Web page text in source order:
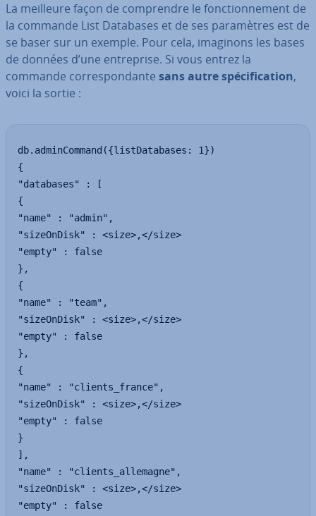
La meilleure façon de com­prendre le fonc­tion­ne­ment de
la commande List Databases et de ses pa­ra­mètres est de
se baser sur un exemple. Pour cela, imaginons les bases
de données d’une en­tre­prise. Si vous entrez la
commande cor­res­pon­dante sans autre spé­ci­fi­ca­tion,
voici la sortie :
db.adminCommand({listDatabases: 1})
{
"databases" : [
{
"name" : "admin",
"sizeOnDisk" : <size>,</size>
"empty" : false
},
{
"name" : "team",
"sizeOnDisk" : <size>,</size>
"empty" : false
},
{
"name" : "clients_france",
"sizeOnDisk" : <size>,</size>
"empty" : false
}
],
"name" : "clients_allemagne",
"sizeOnDisk" : <size>,</size>
"empty" : false